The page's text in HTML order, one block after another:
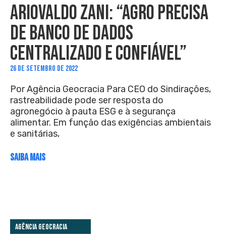
ARIOVALDO ZANI: “AGRO PRECISA
DE BANCO DE DADOS
CENTRALIZADO E CONFIÁVEL”
26 DE SETEMBRO DE 2022
Por Agência Geocracia Para CEO do Sindirações,
rastreabilidade pode ser resposta do
agronegócio à pauta ESG e à segurança
alimentar. Em função das exigências ambientais
e sanitárias,
SAIBA MAIS
Agência Geocracia